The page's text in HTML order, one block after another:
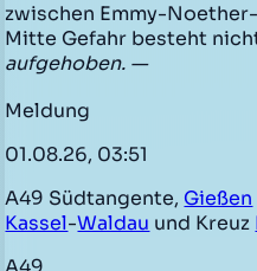
zwischen Emmy-
Mitte Gefahr besteht
aufgehoben. —
Meldung
01.08.26, 03:51
A49 Südtangente, Gießen
Kassel-Waldau und Kreuz